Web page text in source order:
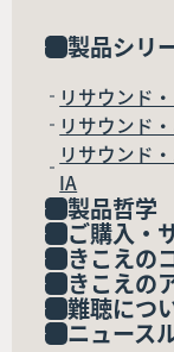
製品シリ
リサウンド
リサウンド
リサウンド
IA
製品哲学
ご購入・
きこえの
きこえの
難聴につ
ニュース